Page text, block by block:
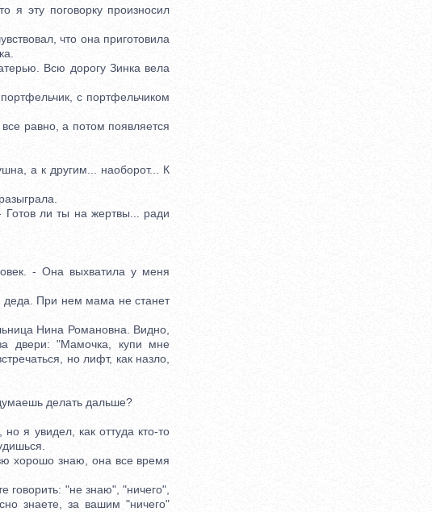
эту поговорку произносил
что она приготовила
Всю дорогу Зинка вела
с портфельчиком
равно, а потом появляется
а к другим... наоборот... К
ли ты на жертвы... ради
- Она выхватила у меня
При нем мама не станет
Нина Романовна. Видно,
двери: "Мамочка, купи мне
но лифт, как назло,
делать дальше?
я увидел, как оттуда кто-то
хорошо знаю, она все время
"не знаю", "ничего",
знаете, за вашим "ничего"